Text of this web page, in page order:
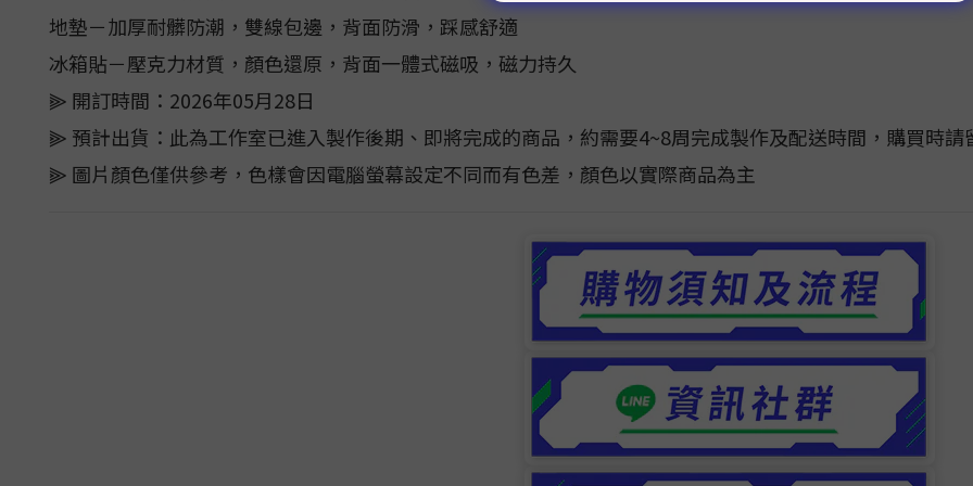
地墊－加厚耐髒防潮，雙線包邊，背面防滑，踩感舒適
冰箱貼－壓克力材質，顏色還原，背面一體式磁吸，磁力持久
⫸ 開訂時間：2026年05月28日
⫸ 預計出貨：此為工作室已進入製作後期、即將完成的商品，約需要4~8周完成製作及配送時間，購買時請
⫸ 圖片顏色僅供參考，色樣會因電腦螢幕設定不同而有色差，顏色以實際商品為主